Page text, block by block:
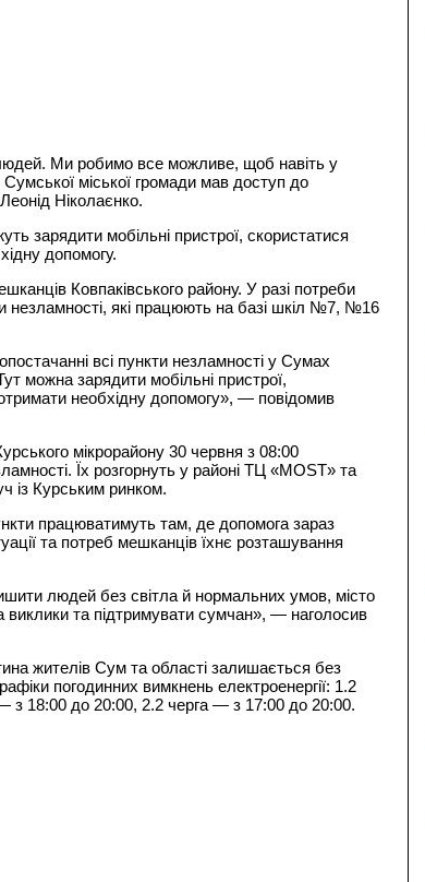
Ми робимо все можливе, щоб навіть у
міської громади мав доступ до
Ніколаєнко.
зарядити мобільні пристрої, скористатися
допомогу.
Ковпаківського району. У разі потреби
незламності, які працюють на базі шкіл №7, №16
всі пункти незламності у Сумах
можна зарядити мобільні пристрої,
отримати необхідну допомогу», — повідомив
мікрорайону 30 червня з 08:00
Їх розгорнуть у районі ТЦ «MOST» та
із Курським ринком.
працюватимуть там, де допомога зараз
та потреб мешканців їхнє розташування
людей без світла й нормальних умов, місто
та підтримувати сумчан», — наголосив
жителів Сум та області залишається без
погодинних вимкнень електроенергії: 1.2
з 18:00 до 20:00, 2.2 черга — з 17:00 до 20:00.